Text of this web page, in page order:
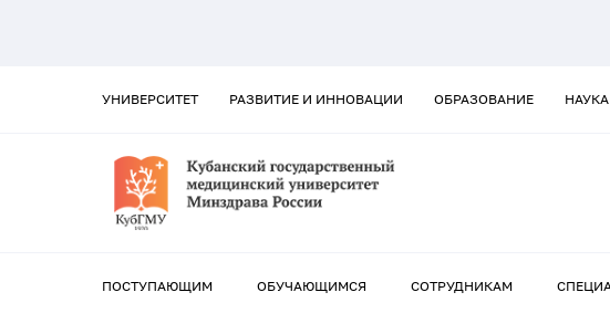
УНИВЕРСИТЕТ РАЗВИТИЕ И ИННОВАЦИИ ОБРАЗОВАНИЕ НАУКА
ПОСТУПАЮЩИМ ОБУЧАЮЩИМСЯ СОТРУДНИКАМ